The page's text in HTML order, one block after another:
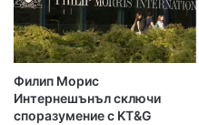
Филип Морис
Интернешънъл сключи
споразумение с KT&G